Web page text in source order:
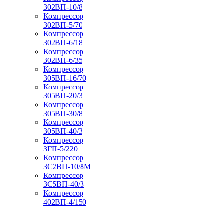
302ВП-10/8
Компрессор
302ВП-5/70
Компрессор
302ВП-6/18
Компрессор
302ВП-6/35
Компрессор
305ВП-16/70
Компрессор
305ВП-20/3
Компрессор
305ВП-30/8
Компрессор
305ВП-40/3
Компрессор
3ГП-5/220
Компрессор
3С2ВП-10/8М
Компрессор
3С5ВП-40/3
Компрессор
402ВП-4/150